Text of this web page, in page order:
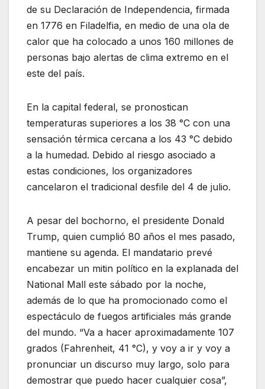
de su Declaración de Independencia, firmada
en 1776 en Filadelfia, en medio de una ola de
calor que ha colocado a unos 160 millones de
personas bajo alertas de clima extremo en el
este del país.
En la capital federal, se pronostican
temperaturas superiores a los 38 °C con una
sensación térmica cercana a los 43 °C debido
a la humedad. Debido al riesgo asociado a
estas condiciones, los organizadores
cancelaron el tradicional desfile del 4 de julio.
A pesar del bochorno, el presidente Donald
Trump, quien cumplió 80 años el mes pasado,
mantiene su agenda. El mandatario prevé
encabezar un mitin político en la explanada del
National Mall este sábado por la noche,
además de lo que ha promocionado como el
espectáculo de fuegos artificiales más grande
del mundo. “Va a hacer aproximadamente 107
grados (Fahrenheit, 41 °C), y voy a ir y voy a
pronunciar un discurso muy largo, solo para
demostrar que puedo hacer cualquier cosa”,